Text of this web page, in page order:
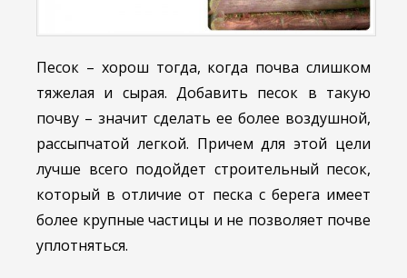
Песок – хорош тогда, когда почва слишком
тяжелая и сырая. Добавить песок в такую
почву – значит сделать ее более воздушной,
рассыпчатой легкой. Причем для этой цели
лучше всего подойдет строительный песок,
который в отличие от песка с берега имеет
более крупные частицы и не позволяет почве
уплотняться.